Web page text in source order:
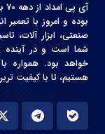
بوده و امروز با
صنعتی، ابزار آلات،
شما است و در آینده
خواهد بود. همواره
هستیم، تا با کیفیت